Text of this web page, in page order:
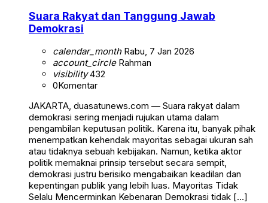
Suara Rakyat dan Tanggung Jawab
Demokrasi
calendar_monthRabu, 7 Jan 2026
account_circleRahman
visibility432
0Komentar
JAKARTA, duasatunews.com — Suara rakyat dalam
demokrasi sering menjadi rujukan utama dalam
pengambilan keputusan politik. Karena itu, banyak pihak
menempatkan kehendak mayoritas sebagai ukuran sah
atau tidaknya sebuah kebijakan. Namun, ketika aktor
politik memaknai prinsip tersebut secara sempit,
demokrasi justru berisiko mengabaikan keadilan dan
kepentingan publik yang lebih luas. Mayoritas Tidak
Selalu Mencerminkan Kebenaran Demokrasi tidak […]